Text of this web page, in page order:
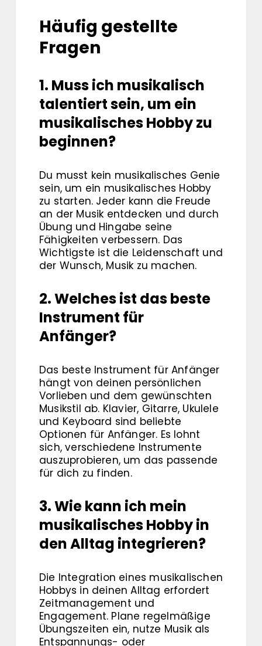
Häufig gestellte
Fragen
1. Muss ich musikalisch
talentiert sein, um ein
musikalisches Hobby zu
beginnen?
Du musst kein musikalisches Genie
sein, um ein musikalisches Hobby
zu starten. Jeder kann die Freude
an der Musik entdecken und durch
Übung und Hingabe seine
Fähigkeiten verbessern. Das
Wichtigste ist die Leidenschaft und
der Wunsch, Musik zu machen.
2. Welches ist das beste
Instrument für
Anfänger?
Das beste Instrument für Anfänger
hängt von deinen persönlichen
Vorlieben und dem gewünschten
Musikstil ab. Klavier, Gitarre, Ukulele
und Keyboard sind beliebte
Optionen für Anfänger. Es lohnt
sich, verschiedene Instrumente
auszuprobieren, um das passende
für dich zu finden.
3. Wie kann ich mein
musikalisches Hobby in
den Alltag integrieren?
Die Integration eines musikalischen
Hobbys in deinen Alltag erfordert
Zeitmanagement und
Engagement. Plane regelmäßige
Übungszeiten ein, nutze Musik als
Entspannungs- oder